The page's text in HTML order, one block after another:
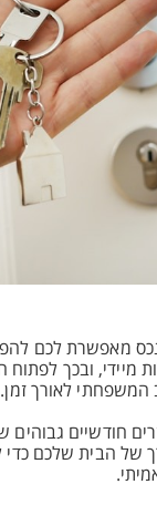
נכס מאפשרת לכם
מיידי, ובכך לפתוח
לאורך זמן.
חודשיים גבוהים
הבית שלכם כדי